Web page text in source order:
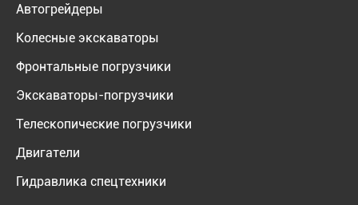
Автогрейдеры
Колесные экскаваторы
Фронтальные погрузчики
Экскаваторы-погрузчики
Телескопические погрузчики
Двигатели
Гидравлика спецтехники